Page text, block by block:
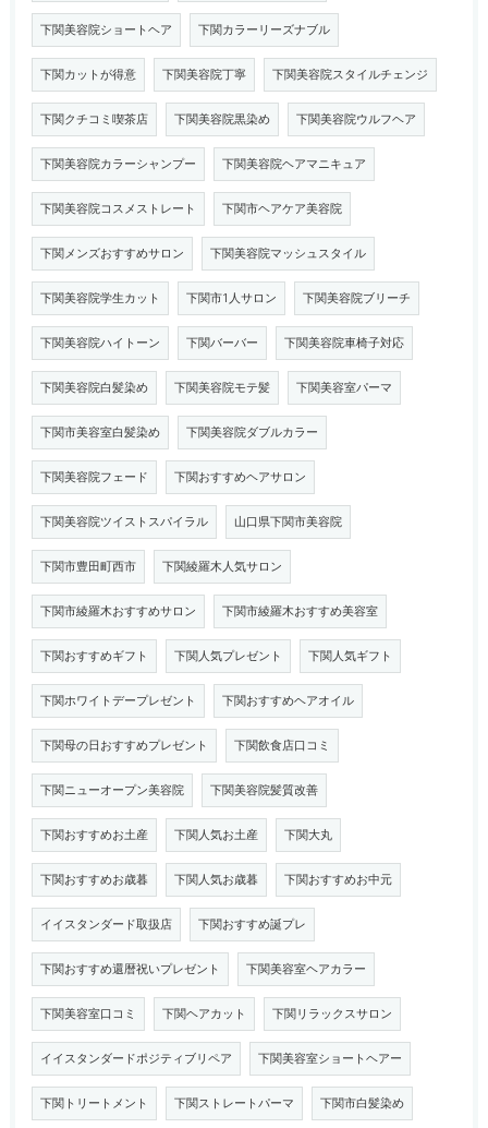
下関美容院ショートヘア 下関カラーリーズナブル
下関カットが得意 下関美容院丁寧 下関美容院スタイルチェンジ
下関クチコミ喫茶店 下関美容院黒染め 下関美容院ウルフヘア
下関美容院カラーシャンプー 下関美容院ヘアマニキュア
下関美容院コスメストレート 下関市ヘアケア美容院
下関メンズおすすめサロン 下関美容院マッシュスタイル
下関美容院学生カット 下関市1人サロン 下関美容院ブリーチ
下関美容院ハイトーン 下関バーバー 下関美容院車椅子対応
下関美容院白髪染め 下関美容院モテ髪 下関美容室パーマ
下関市美容室白髪染め 下関美容院ダブルカラー
下関美容院フェード 下関おすすめヘアサロン
下関美容院ツイストスパイラル 山口県下関市美容院
下関市豊田町西市 下関綾羅木人気サロン
下関市綾羅木おすすめサロン 下関市綾羅木おすすめ美容室
下関おすすめギフト 下関人気プレゼント 下関人気ギフト
下関ホワイトデープレゼント 下関おすすめヘアオイル
下関母の日おすすめプレゼント 下関飲食店口コミ
下関ニューオープン美容院 下関美容院髪質改善
下関おすすめお土産 下関人気お土産 下関大丸
下関おすすめお歳暮 下関人気お歳暮 下関おすすめお中元
イイスタンダード取扱店 下関おすすめ誕プレ
下関おすすめ還暦祝いプレゼント 下関美容室ヘアカラー
下関美容室口コミ 下関ヘアカット 下関リラックスサロン
イイスタンダードポジティブリペア 下関美容室ショートヘアー
下関トリートメント 下関ストレートパーマ 下関市白髪染め